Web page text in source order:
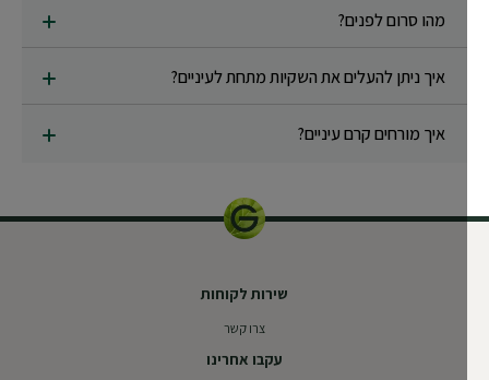
מהו סרום לפנים?
איך ניתן להעלים את השקיות מתחת לעיניים?
איך מורחים קרם עיניים?
שירות לקוחות
צרו קשר
עקבו אחרינו